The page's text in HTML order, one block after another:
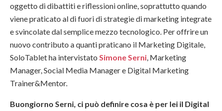
oggetto di dibattiti e riflessioni online, soprattutto quando
viene praticato al di fuori di strategie di marketing integrate
e svincolate dal semplice mezzo tecnologico. Per offrire un
nuovo contributo a quanti praticano il Marketing Digitale,
SoloTablet ha intervistato Simone Serni , Marketing
Manager, Social Media Manager e Digital Marketing
Trainer&Mentor.
Buongiorno Serni, ci può definire cosa è per lei il Digital